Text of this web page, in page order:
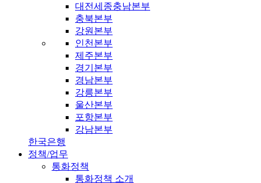
대전세종충남본부
충북본부
강원본부
인천본부
제주본부
경기본부
경남본부
강릉본부
울산본부
포항본부
강남본부
한국은행
정책/업무
통화정책
통화정책 소개